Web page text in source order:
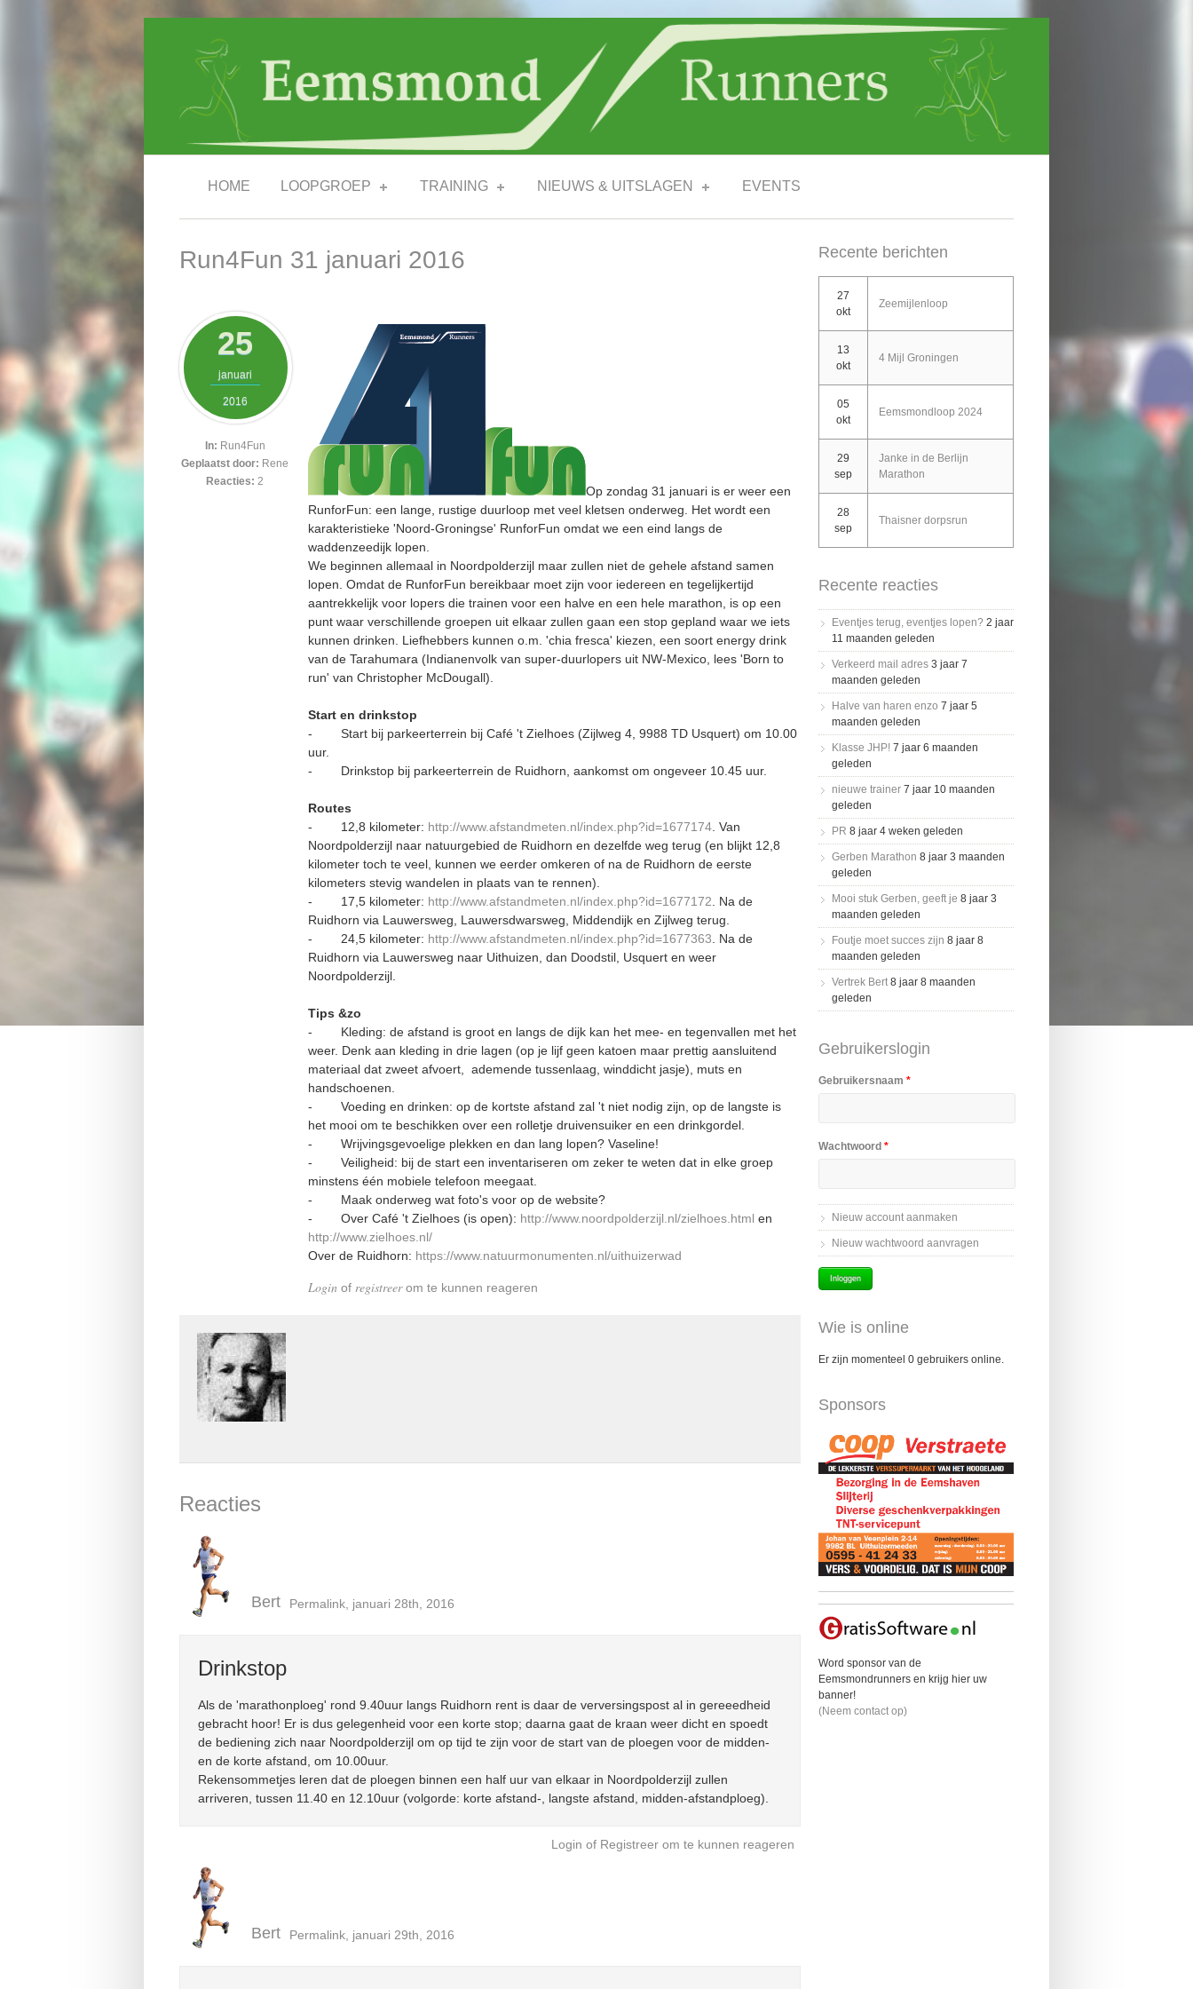
HOME LOOPGROEP TRAINING NIEUWS & UITSLAGEN EVENTS
Run4Fun 31 januari 2016
25
januari
2016
In: Run4Fun
Geplaatst door: Rene
Reacties: 2
Op zondag 31 januari is er weer een
RunforFun: een lange, rustige duurloop met veel kletsen onderweg. Het wordt een
karakteristieke 'Noord-Groningse' RunforFun omdat we een eind langs de
waddenzeedijk lopen.
We beginnen allemaal in Noordpolderzijl maar zullen niet de gehele afstand samen
lopen. Omdat de RunforFun bereikbaar moet zijn voor iedereen en tegelijkertijd
aantrekkelijk voor lopers die trainen voor een halve en een hele marathon, is op een
punt waar verschillende groepen uit elkaar zullen gaan een stop gepland waar we iets
kunnen drinken. Liefhebbers kunnen o.m. 'chia fresca' kiezen, een soort energy drink
van de Tarahumara (Indianenvolk van super-duurlopers uit NW-Mexico, lees 'Born to
run' van Christopher McDougall).
Start en drinkstop
- Start bij parkeerterrein bij Café 't Zielhoes (Zijlweg 4, 9988 TD Usquert) om 10.00
uur.
- Drinkstop bij parkeerterrein de Ruidhorn, aankomst om ongeveer 10.45 uur.
Routes
- 12,8 kilometer: http://www.afstandmeten.nl/index.php?id=1677174. Van
Noordpolderzijl naar natuurgebied de Ruidhorn en dezelfde weg terug (en blijkt 12,8
kilometer toch te veel, kunnen we eerder omkeren of na de Ruidhorn de eerste
kilometers stevig wandelen in plaats van te rennen).
- 17,5 kilometer: http://www.afstandmeten.nl/index.php?id=1677172. Na de
Ruidhorn via Lauwersweg, Lauwersdwarsweg, Middendijk en Zijlweg terug.
- 24,5 kilometer: http://www.afstandmeten.nl/index.php?id=1677363. Na de
Ruidhorn via Lauwersweg naar Uithuizen, dan Doodstil, Usquert en weer
Noordpolderzijl.
Tips &zo
- Kleding: de afstand is groot en langs de dijk kan het mee- en tegenvallen met het
weer. Denk aan kleding in drie lagen (op je lijf geen katoen maar prettig aansluitend
materiaal dat zweet afvoert, ademende tussenlaag, winddicht jasje), muts en
handschoenen.
- Voeding en drinken: op de kortste afstand zal 't niet nodig zijn, op de langste is
het mooi om te beschikken over een rolletje druivensuiker en een drinkgordel.
- Wrijvingsgevoelige plekken en dan lang lopen? Vaseline!
- Veiligheid: bij de start een inventariseren om zeker te weten dat in elke groep
minstens één mobiele telefoon meegaat.
- Maak onderweg wat foto's voor op de website?
- Over Café 't Zielhoes (is open): http://www.noordpolderzijl.nl/zielhoes.html en
http://www.zielhoes.nl/
Over de Ruidhorn: https://www.natuurmonumenten.nl/uithuizerwad
Login of registreerom te kunnen reageren
Reacties
Bert Permalink, januari 28th, 2016
Drinkstop
Als de 'marathonploeg' rond 9.40uur langs Ruidhorn rent is daar de verversingspost al in gereeedheid
gebracht hoor! Er is dus gelegenheid voor een korte stop; daarna gaat de kraan weer dicht en spoedt
de bediening zich naar Noordpolderzijl om op tijd te zijn voor de start van de ploegen voor de midden-
en de korte afstand, om 10.00uur.
Rekensommetjes leren dat de ploegen binnen een half uur van elkaar in Noordpolderzijl zullen
arriveren, tussen 11.40 en 12.10uur (volgorde: korte afstand-, langste afstand, midden-afstandploeg).
Login of Registreer om te kunnen reageren
Bert Permalink , januari 29th, 2016
Recente berichten
27
okt
Zeemijlenloop
13
okt
4 Mijl Groningen
05
okt
Eemsmondloop 2024
29
sep
Janke in de Berlijn
Marathon
28
sep
Thaisner dorpsrun
Recente reacties
Eventjes terug, eventjes lopen? 2 jaar
11 maanden geleden
Verkeerd mail adres 3 jaar 7
maanden geleden
Halve van haren enzo 7 jaar 5
maanden geleden
Klasse JHP! 7 jaar 6 maanden
geleden
nieuwe trainer 7 jaar 10 maanden
geleden
PR 8 jaar 4 weken geleden
Gerben Marathon 8 jaar 3 maanden
geleden
Mooi stuk Gerben, geeft je 8 jaar 3
maanden geleden
Foutje moet succes zijn 8 jaar 8
maanden geleden
Vertrek Bert 8 jaar 8 maanden
geleden
Gebruikerslogin
Gebruikersnaam *
Wachtwoord *
Nieuw account aanmaken
Nieuw wachtwoord aanvragen
Wie is online
Er zijn momenteel 0 gebruikers online.
Sponsors
Word sponsor van de
Eemsmondrunners en krijg hier uw
banner!
(Neem contact op)